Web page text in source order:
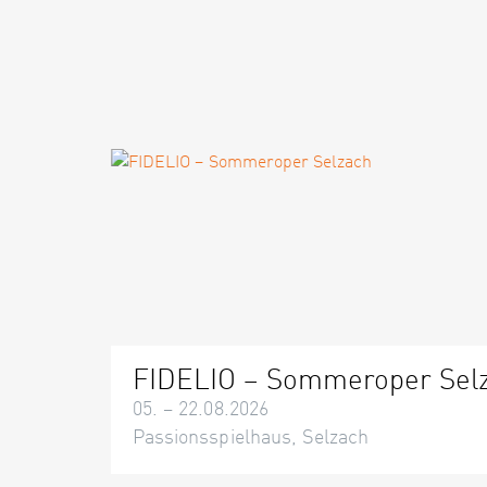
FIDELIO – Sommeroper
05. – 22.08.2026
Passionsspielhaus, Selzach